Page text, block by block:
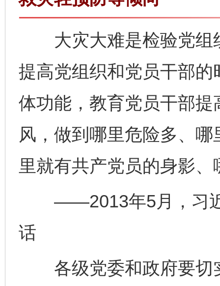
大灾大难是检验党组
提高党组织和党员干部
体功能，教育党员干部
风，做到哪里危险多、
里就有共产党员的身影
——2013年5月，习近
话
各级党委和政府要切